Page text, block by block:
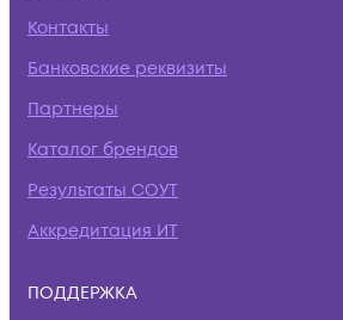
Контакты
Банковские реквизиты
Партнеры
Каталог брендов
Результаты СОУТ
Аккредитация ИТ
ПОДДЕРЖКА